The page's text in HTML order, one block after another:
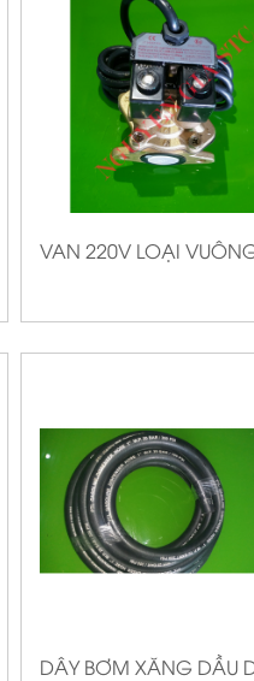
VAN 220V LOẠI
DÂY BƠM XĂNG DẦU